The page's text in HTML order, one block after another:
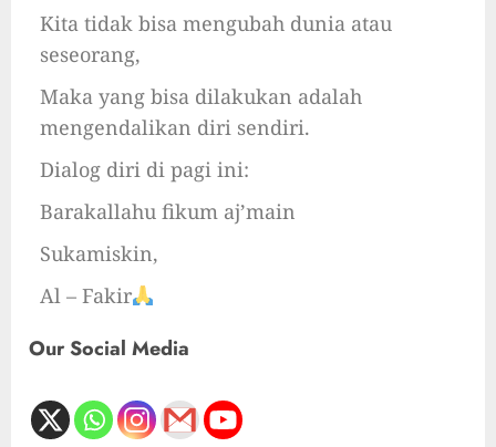
Kita tidak bisa mengubah dunia atau
seseorang,
Maka yang bisa dilakukan adalah
mengendalikan diri sendiri.
Dialog diri di pagi ini:
Barakallahu fikum aj’main
Sukamiskin,
Al – Fakir
Our Social Media